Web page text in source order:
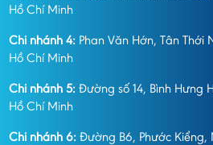
Hồ Chí Minh
Chi nhánh 4:Phan Văn Hớn, Tân Thới
Hồ Chí Minh
Chi nhánh 5:Đường số 14, Bình Hưng
Hồ Chí Minh
Chi nhánh 6:Đường B6, Phước Kiểng,